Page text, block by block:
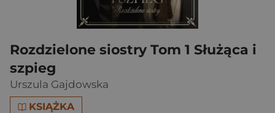
Rozdzielone siostry Tom 1 Służąca i
szpieg
Urszula Gajdowska
KSIĄŻKA